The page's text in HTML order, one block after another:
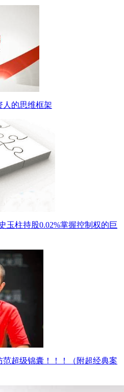
人的思维框架
玉柱持股0.02%掌握控制权的巨
超级锦囊！！！（附超经典案